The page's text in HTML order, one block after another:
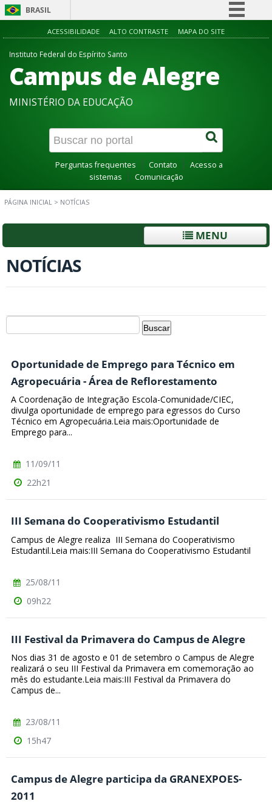
BRASIL
Simplifique!
Acesso à informação
Canais
ACESSIBILIDADE ALTO CONTRASTE MAPA DO SITE
Instituto Federal do Espírito Santo
Campus de Alegre
MINISTÉRIO DA EDUCAÇÃO
Perguntas frequentes Contato
Acesso a
sistemas
Comunicação
PÁGINA INICIAL > NOTÍCIAS
MENU
NOTÍCIAS
Oportunidade de Emprego para Técnico em
Agropecuária - Área de Reflorestamento
A Coordenação de Integração Escola-Comunidade/CIEC,
divulga oportunidade de emprego para egressos do Curso
Técnico em Agropecuária.Leia mais:Oportunidade de
Emprego para...
11/09/11
22h21
III Semana do Cooperativismo Estudantil
Campus de Alegre realiza III Semana do Cooperativismo
Estudantil.Leia mais:III Semana do Cooperativismo Estudantil
25/08/11
09h22
III Festival da Primavera do Campus de Alegre
Nos dias 31 de agosto e 01 de setembro o Campus de Alegre
realizará o seu III Festival da Primavera em comemoração ao
mês do estudante.Leia mais:III Festival da Primavera do
Campus de...
23/08/11
15h47
Campus de Alegre participa da GRANEXPOES-
2011